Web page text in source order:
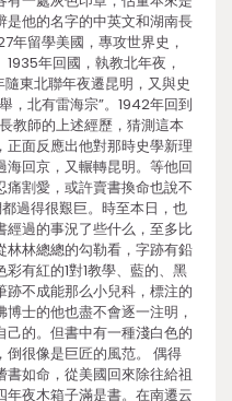
他的名字的中英文和湖南長
年留學美國，專攻世界史，
年回國，執教北年夜，
東北聯年夜遷昆明，又與史
，北有雷海宗”。1942年回到
教師的上述經歷，猜測這本
面反應出他對那時史學新理
回京，又輾轉昆明。等他回
割愛，或許賣書換命也說不
過得很艱巨。時至本日，也
過的事況了些什么，至多比
林總總的勾勒看，字跡有鉛
有紅的1對1教學、藍的、黑
不成能那么小兒科，標注的
士的他也盡不會逐一注明，
的。但書中有一種淺白色的
很像是巨匠的風范。 偶得
如命，從美國回來除往給祖
夜木箱子滿是書。在南遷云